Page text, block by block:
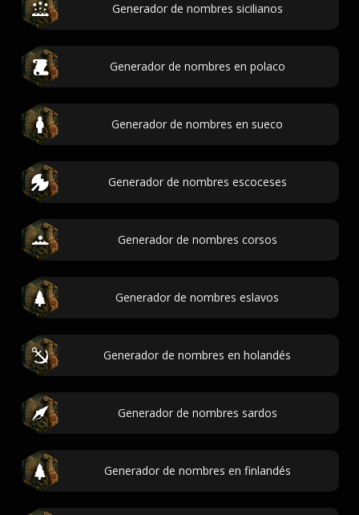
Generador de nombres sicilianos
Generador de nombres en polaco
Generador de nombres en sueco
Generador de nombres escoceses
Generador de nombres corsos
Generador de nombres eslavos
Generador de nombres en holandés
Generador de nombres sardos
Generador de nombres en finlandés